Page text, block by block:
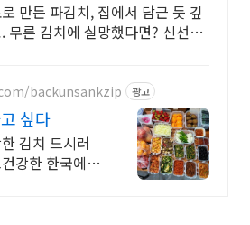
만든 파김치, 집에서 담근 듯 깊
무른 김치에 실망했다면? 신선하
backunsankzip 광고
싶다
김치 드시러